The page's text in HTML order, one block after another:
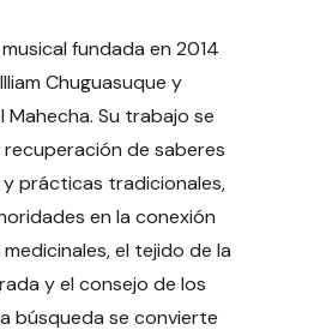
fundada en 2014
Chuguasuque y
Mahecha. Su trabajo se
de saberes
prácticas tradicionales,
en la conexión
el tejido de la
y el consejo de los
búsqueda se convierte